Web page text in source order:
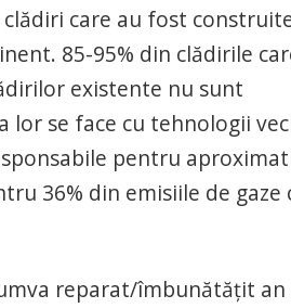
care au fost
85-95% din clădirile
existente nu sunt
lor se face cu tehnologii
pentru
36% din emisiile de gaze
reparat/îmbunătățit an